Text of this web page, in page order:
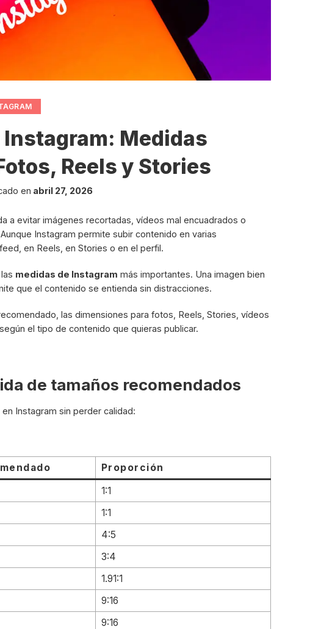
Instagram: Medidas
Reels y Stories
en abril 27, 2026
a evitar imágenes recortadas, vídeos mal encuadrados o
Instagram permite subir contenido en varias
en Reels, en Stories o en el perfil.
medidas de Instagram más importantes. Una imagen bien
que el contenido se entienda sin distracciones.
las dimensiones para fotos, Reels, Stories, vídeos
el tipo de contenido que quieras publicar.
de tamaños recomendados
Instagram sin perder calidad:
Proporción
1:1
1:1
4:5
3:4
1.91:1
9:16
9:16